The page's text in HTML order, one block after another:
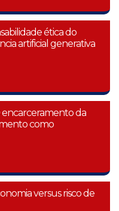
ética do
artificial generativa
da
como
versus risco de